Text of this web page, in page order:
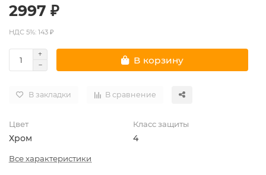
2997 ₽
НДС 5%: 143 ₽
В корзину
В закладки В сравнение
Цвет
Хром
Класс защиты
4
Все характеристики